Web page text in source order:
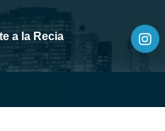
a la Recia